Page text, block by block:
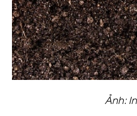
Ảnh: